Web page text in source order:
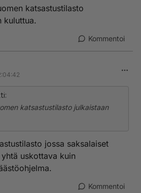
katsastustilasto
kuluttua.
Kommentoi
katsastustilasto julkaistaan
jossa saksalaiset
uskottava kuin
Kommentoi